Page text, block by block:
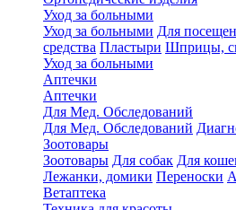
Уход за больными
Уход за больными Для
средства Пластыри Шприцы,
Уход за больными
Аптечки
Аптечки
Для Мед. Обследований
Для Мед. Обследований
Зоотовары
Зоотовары Для собак Для
Лежанки, домики Переноски
Ветаптека